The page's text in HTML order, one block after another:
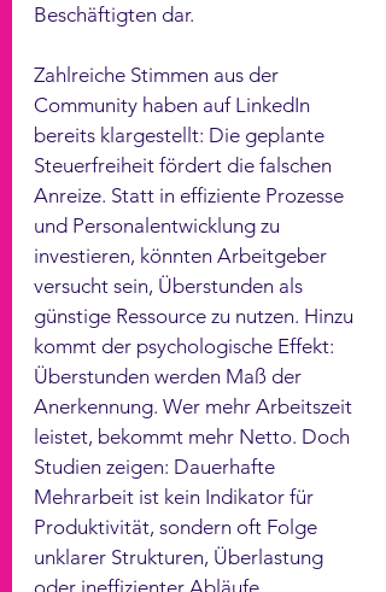
Beschäftigten dar.
Zahlreiche Stimmen aus der
Community haben auf LinkedIn
bereits klargestellt: Die geplante
Steuerfreiheit fördert die falschen
Anreize. Statt in effiziente Prozesse
und Personalentwicklung zu
investieren, könnten Arbeitgeber
versucht sein, Überstunden als
günstige Ressource zu nutzen. Hinzu
kommt der psychologische Effekt:
Überstunden werden Maß der
Anerkennung. Wer mehr Arbeitszeit
leistet, bekommt mehr Netto. Doch
Studien zeigen: Dauerhafte
Mehrarbeit ist kein Indikator für
Produktivität, sondern oft Folge
unklarer Strukturen, Überlastung
oder ineffizienter Abläufe.